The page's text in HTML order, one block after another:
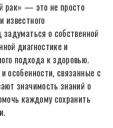
рак» — это не просто
известного
о собственной
диагностике и
подхода к здоровью.
особенности, связанные с
значимость знаний о
каждому сохранить